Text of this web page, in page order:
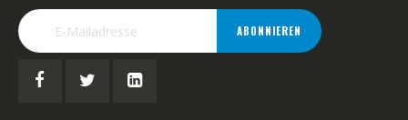
ABONNIEREN